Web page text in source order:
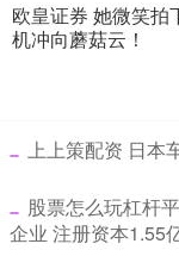
欧皇证券 她微笑拍
机冲向蘑菇云！
上上策配资 日本
股票怎么玩杠杆
企业 注册资本1.55